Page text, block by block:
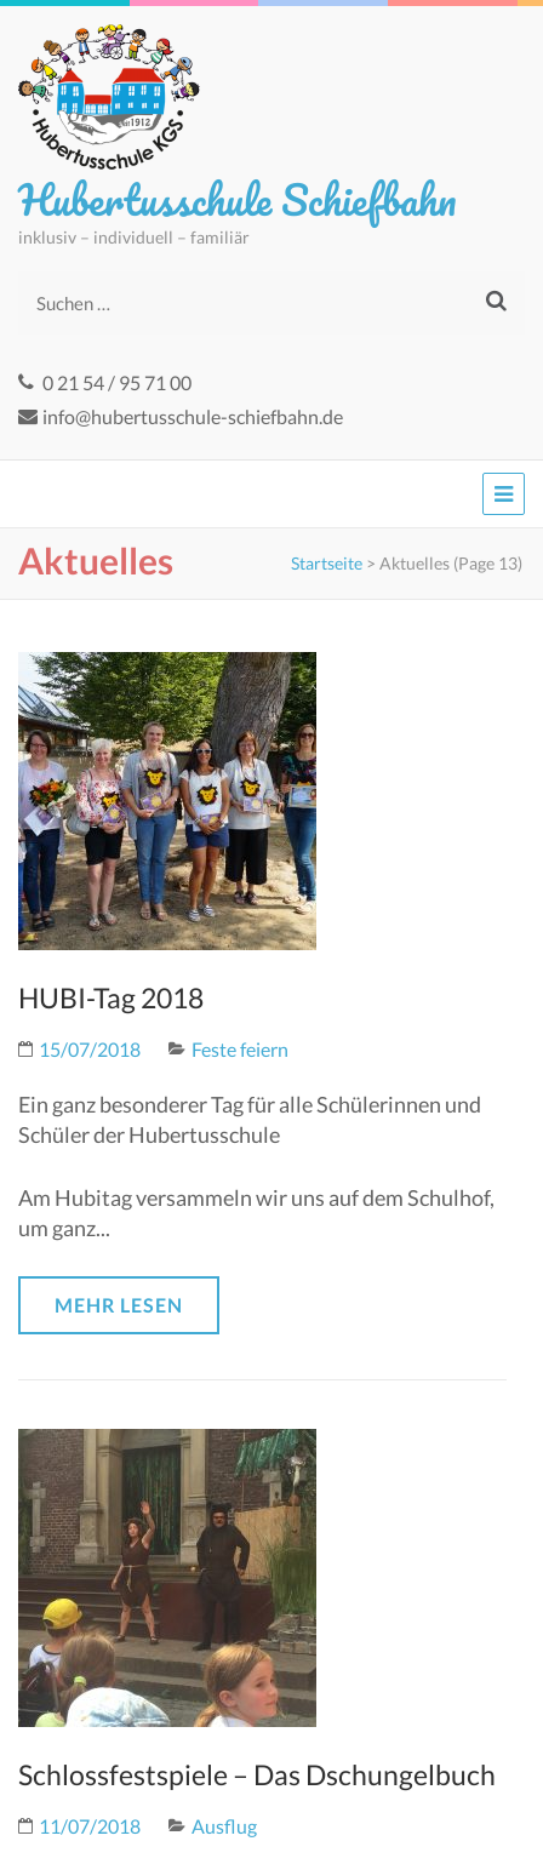
Hubertusschule Schiefbahn
inklusiv – individuell – familiär
Suchen
0 21 54 / 95 71 00
info@hubertusschule-schiefbahn.de
Aktuelles Startseite > Aktuelles (Page 13)
HUBI-Tag 2018
15/07/2018 Feste feiern
Ein ganz besonderer Tag für alle Schülerinnen und
Schüler der Hubertusschule
Am Hubitag versammeln wir uns auf dem Schulhof,
um ganz...
MEHR LESEN
Schlossfestspiele – Das Dschungelbuch
11/07/2018 Ausflug